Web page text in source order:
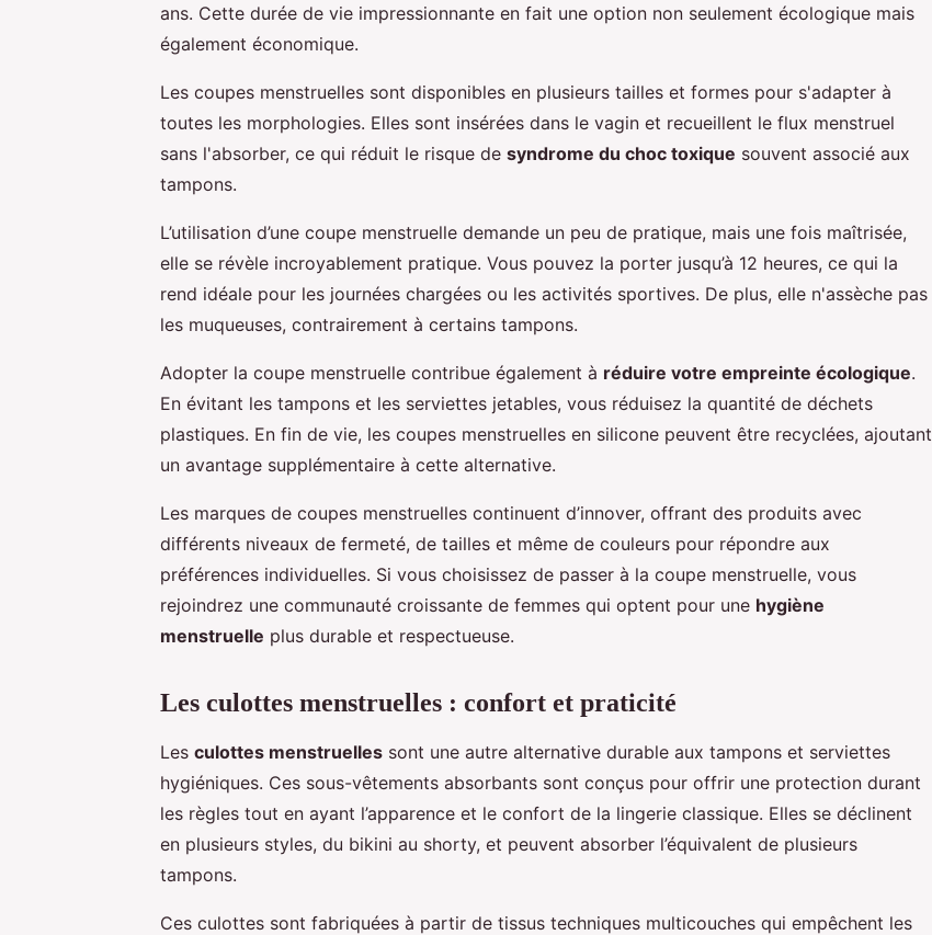
ans. Cette durée de vie impressionnante en fait une option non seulement écologique mais
également économique.
Les coupes menstruelles sont disponibles en plusieurs tailles et formes pour s'adapter à
toutes les morphologies. Elles sont insérées dans le vagin et recueillent le flux menstruel
sans l'absorber, ce qui réduit le risque de syndrome du choc toxique souvent associé aux
tampons.
L’utilisation d’une coupe menstruelle demande un peu de pratique, mais une fois maîtrisée,
elle se révèle incroyablement pratique. Vous pouvez la porter jusqu’à 12 heures, ce qui la
rend idéale pour les journées chargées ou les activités sportives. De plus, elle n'assèche pas
les muqueuses, contrairement à certains tampons.
Adopter la coupe menstruelle contribue également à réduire votre empreinte écologique.
En évitant les tampons et les serviettes jetables, vous réduisez la quantité de déchets
plastiques. En fin de vie, les coupes menstruelles en silicone peuvent être recyclées, ajoutant
un avantage supplémentaire à cette alternative.
Les marques de coupes menstruelles continuent d’innover, offrant des produits avec
différents niveaux de fermeté, de tailles et même de couleurs pour répondre aux
préférences individuelles. Si vous choisissez de passer à la coupe menstruelle, vous
rejoindrez une communauté croissante de femmes qui optent pour une hygiène
menstruelle plus durable et respectueuse.
Les culottes menstruelles : confort et praticité
Les culottes menstruelles sont une autre alternative durable aux tampons et serviettes
hygiéniques. Ces sous-vêtements absorbants sont conçus pour offrir une protection durant
les règles tout en ayant l’apparence et le confort de la lingerie classique. Elles se déclinent
en plusieurs styles, du bikini au shorty, et peuvent absorber l’équivalent de plusieurs
tampons.
Ces culottes sont fabriquées à partir de tissus techniques multicouches qui empêchent les